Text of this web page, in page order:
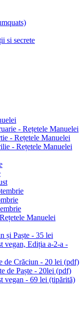
si secrete
- Rețetele Manuelei
- Rețetele Manuelei
- Rețetele Manuelei
Manuelei
și Paște - 35 lei
vegan, Ediția a-2-a -
de Crăciun - 20 lei (pdf)
de Paște - 20lei (pdf)
vegan - 69 lei (tipărită)